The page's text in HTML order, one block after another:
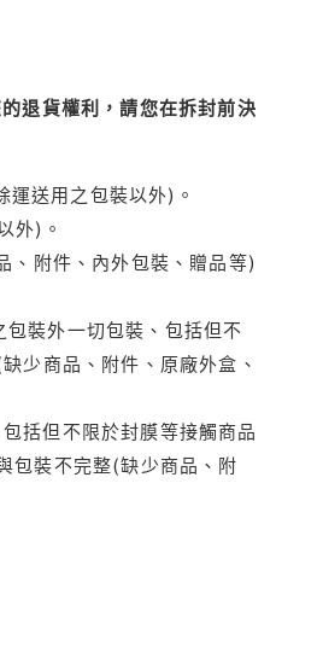
退貨權利，請您在拆封前決
送用之包裝以外)。
外)。
、附件、內外包裝、贈品等)
裝外一切包裝、包括但不
少商品、附件、原廠外盒、
括但不限於封膜等接觸商品
包裝不完整(缺少商品、附